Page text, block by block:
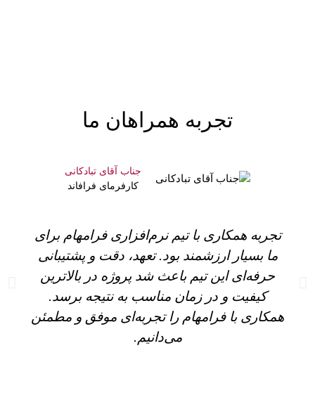
تجربه همراهان ما
تجربه همکاری با تیم نرم‌افزاری فرامهام برای
ما بسیار ارزشمند بود. تعهد، دقت و پشتیبانی
حرفه‌ای این تیم باعث شد پروژه در بالاترین
کیفیت و در زمان مناسب به نتیجه برسد.
همکاری با فرامهام را تجربه‌ای موفق و مطمئن
می‌دانیم.
جناب آقای تبادکانی
کارفرمای فرافاند